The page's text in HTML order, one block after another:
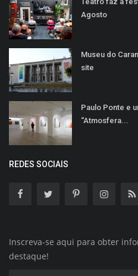
Agosto
Museu do
site
Paulo Ponte e
“Atmosfera...
REDES SOCIAIS
Inscreva-se aqui para obter
destaque!